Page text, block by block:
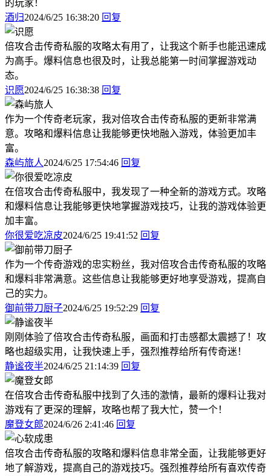
的玩家！
酒归2024/6/25 16:38:20 回复
倍攻合击传奇私服的攻略太有用了，让我这个新手也能迅速成
为高手。爆料信息也很及时，让我总能第一时间掌握游戏动
态。
识愿2024/6/25 16:38:38 回复
作为一个传奇老玩家，我对倍攻合击传奇私服的更新非常满
意。攻略和爆料信息让我能够更快地融入游戏，体验更加丰
富。
森屿旅人2024/6/25 17:54:46 回复
在倍攻合击传奇私服中，我发现了一种全新的游戏方式。攻略
和爆料信息让我能够更快地掌握游戏技巧，让我的游戏体验更
加丰富。
你很爱吃凉皮2024/6/25 19:41:52 回复
作为一个传奇游戏的忠实粉丝，我对倍攻合击传奇私服的攻略
和爆料非常满意。这些信息让我能够更好地享受游戏，提高自
己的实力。
御前带刀厨子2024/6/25 19:52:29 回复
刚刚体验了倍攻合击传奇私服，画面和打击感都太震撼了！攻
略也超级实用，让我快速上手，强烈推荐给所有传奇迷！
静谧夜半2024/6/25 21:14:39 回复
在倍攻合击传奇私服中找到了久违的激情，最新的爆料让我对
游戏有了更深的理解，攻略也帮了我大忙，赞一个！
魔登女郎2024/6/26 2:41:46 回复
倍攻合击传奇私服的攻略和爆料信息非常全面，让我能够更好
地了解游戏，提高自己的游戏技巧。强烈推荐给所有喜欢传奇